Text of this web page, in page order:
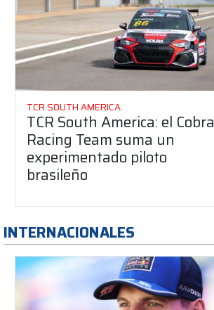
TCR SOUTH AMERICA
TCR South America: el Cobra
Racing Team suma un
experimentado piloto
brasileño
INTERNACIONALES